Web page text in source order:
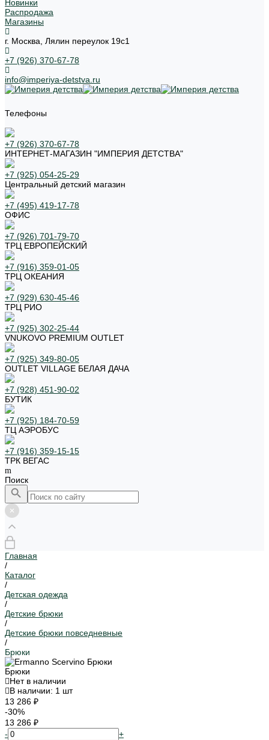
Новинки
Распродажа
Магазины
г. Москва, Лялин переулок 19с1
+7 (926) 370-67-78
info@imperiya-detstva.ru
Телефоны
+7 (926) 370-67-78
ИНТЕРНЕТ-МАГАЗИН "ИМПЕРИЯ ДЕТСТВА"
+7 (925) 054-25-29
Центральный детский магазин
+7 (495) 419-17-78
ОФИС
+7 (926) 701-79-70
ТРЦ ЕВРОПЕЙСКИЙ
+7 (916) 359-01-05
ТРЦ ОКЕАНИЯ
+7 (929) 630-45-46
ТРЦ РИО
+7 (925) 302-25-44
VNUKOVO PREMIUM OUTLET
+7 (925) 349-80-05
OUTLET VILLAGE БЕЛАЯ ДАЧА
+7 (928) 451-90-02
БУТИК
+7 (925) 184-70-59
ТЦ АЭРОБУС
+7 (916) 359-15-15
ТРК ВЕГАС
Поиск
Главная
/
Каталог
/
Детская одежда
/
Детские брюки
/
Детские брюки повседневные
/
Брюки
Брюки
Нет в наличии
В наличии: 1 шт
13 286 ₽
-30%
13 286 ₽
-
+